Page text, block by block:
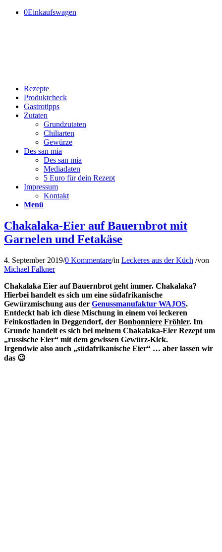
0Einkaufswagen
Rezepte
Produktcheck
Gastrotipps
Zutaten
Grundzutaten
Chiliarten
Gewürze
Des san mia
Des san mia
Mediadaten
5 Euro für dein Rezept
Impressum
Kontakt
Menü
Chakalaka-Eier auf Bauernbrot mit
Garnelen und Fetakäse
4. September 2019/0 Kommentare/in Leckeres aus der Küch /von
Michael Falkner
Chakalaka Eier auf Bauernbrot geht immer. Chakalaka?
Hierbei handelt es sich um eine südafrikanische
Gewürzmischung aus der Genussmanufaktur WAJOS.
Entdeckt hab ich diese Mischung in einem voi leckeren
Feinkostladen in Deggendorf, der Bonbonniere Fröhler. Im
Grunde handelt es sich bei meinem Chakalaka-Eier Rezept um
„russische Eier“ mit dem gewissen Gewürz-Kick.
Irgendwie also auch „südafrikanische Eier“ … aber lassen wir
das 😉